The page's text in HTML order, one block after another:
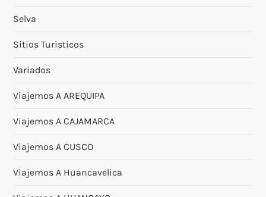
Selva
Sitios Turisticos
Variados
Viajemos A AREQUIPA
Viajemos A CAJAMARCA
Viajemos A CUSCO
Viajemos A Huancavelica